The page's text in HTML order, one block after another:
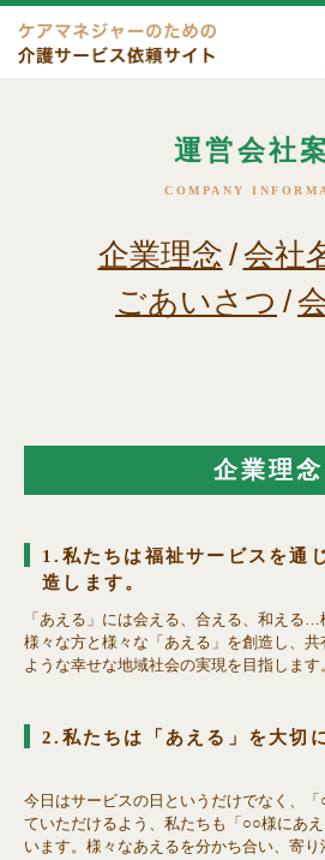
運営会社
COMPANY
企業理念 /会社
ごあいさつ /
企業理念
1.私たちは福祉サービスを通
造します。
「あえる」には会える、合える、和える…
様々な方と様々な「あえる」を創造し、
ような幸せな地域社会の実現を目指します
2.私たちは「あえる」を大切
今日はサービスの日というだけでなく、
ていただけるよう、私たちも「○○様にあ
います。様々なあえるを分かち合い、寄り